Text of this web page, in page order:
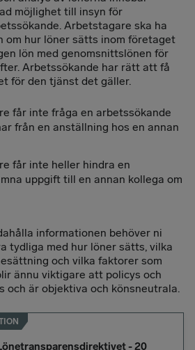
möjlighet till insyn för
Arbetstagare ska ha
om hur löner sätts inom företaget
lön med genomsnittslönen för
Arbetssökande har rätt att få
för den tjänst det gäller.
får inte fråga en arbetssökande
från en anställning hos en annan
får inte heller hindra en
uppgift till en annan kollega om
informationen behöver ni
tydliga med hur löner sätts, vilka
och vilka faktorer som
ännu viktigare att policys och
och är objektiva och könsneutrala.
- 20